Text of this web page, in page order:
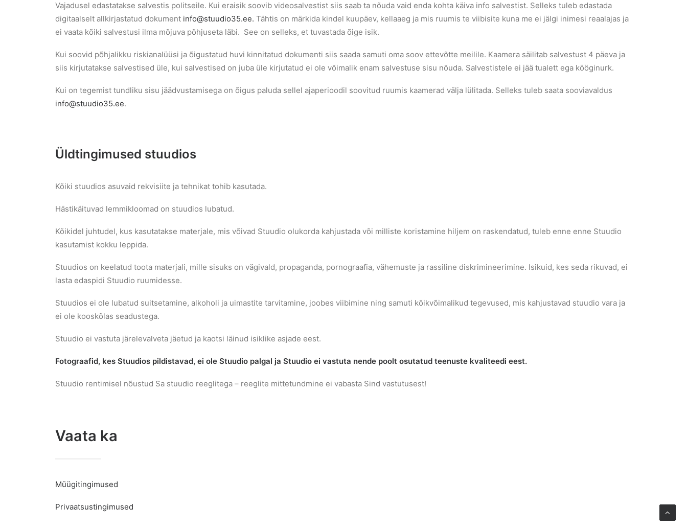
Vajadusel edastatakse salvestis politseile. Kui eraisik soovib videosalvestist siis saab ta nõuda vaid enda kohta käiva info salvestist. Selleks tuleb edastada
digitaalselt allkirjastatud dokument info@stuudio35.ee. Tähtis on märkida kindel kuupäev, kellaaeg ja mis ruumis te viibisite kuna me ei jälgi inimesi reaalajas ja
ei vaata kõiki salvestusi ilma mõjuva põhjuseta läbi. See on selleks, et tuvastada õige isik.
Kui soovid põhjalikku riskianalüüsi ja õigustatud huvi kinnitatud dokumenti siis saada samuti oma soov ettevõtte meilile. Kaamera säilitab salvestust 4 päeva ja
siis kirjutatakse salvestised üle, kui salvestised on juba üle kirjutatud ei ole võimalik enam salvestuse sisu nõuda. Salvestistele ei jää tualett ega kööginurk.
Kui on tegemist tundliku sisu jäädvustamisega on õigus paluda sellel ajaperioodil soovitud ruumis kaamerad välja lülitada. Selleks tuleb saata sooviavaldus
info@stuudio35.ee.
Üldtingimused stuudios
Kõiki stuudios asuvaid rekvisiite ja tehnikat tohib kasutada.
Hästikäituvad lemmikloomad on stuudios lubatud.
Kõikidel juhtudel, kus kasutatakse materjale, mis võivad Stuudio olukorda kahjustada või milliste koristamine hiljem on raskendatud, tuleb enne enne Stuudio
kasutamist kokku leppida.
Stuudios on keelatud toota materjali, mille sisuks on vägivald, propaganda, pornograafia, vähemuste ja rassiline diskrimineerimine. Isikuid, kes seda rikuvad, ei
lasta edaspidi Stuudio ruumidesse.
Stuudios ei ole lubatud suitsetamine, alkoholi ja uimastite tarvitamine, joobes viibimine ning samuti kõikvõimalikud tegevused, mis kahjustavad stuudio vara ja
ei ole kooskõlas seadustega.
Stuudio ei vastuta järelevalveta jäetud ja kaotsi läinud isiklike asjade eest.
Fotograafid, kes Stuudios pildistavad, ei ole Stuudio palgal ja Stuudio ei vastuta nende poolt osutatud teenuste kvaliteedi eest.
Stuudio rentimisel nõustud Sa stuudio reeglitega – reeglite mittetundmine ei vabasta Sind vastutusest!
Vaata ka
Müügitingimused
Privaatsustingimused